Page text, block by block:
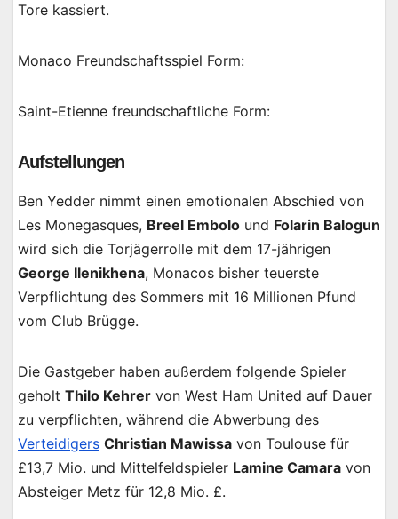
Tore kassiert.
Monaco Freundschaftsspiel Form:
Saint-Etienne freundschaftliche Form:
Aufstellungen
Ben Yedder nimmt einen emotionalen Abschied von
Les Monegasques, Breel Embolo und Folarin Balogun
wird sich die Torjägerrolle mit dem 17-jährigen
George Ilenikhena, Monacos bisher teuerste
Verpflichtung des Sommers mit 16 Millionen Pfund
vom Club Brügge.
Die Gastgeber haben außerdem folgende Spieler
geholt Thilo Kehrer von West Ham United auf Dauer
zu verpflichten, während die Abwerbung des
Verteidigers Christian Mawissa von Toulouse für
£13,7 Mio. und Mittelfeldspieler Lamine Camara von
Absteiger Metz für 12,8 Mio. £.